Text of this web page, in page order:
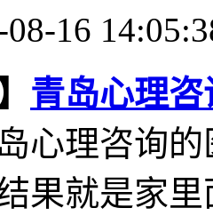
16
青岛心理咨
心理咨询
果就是家